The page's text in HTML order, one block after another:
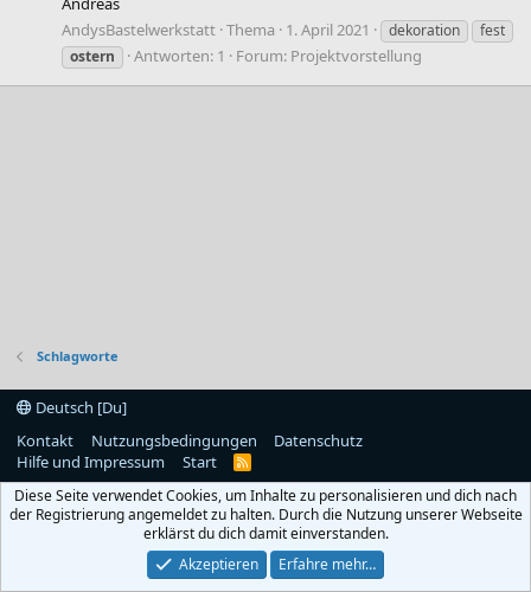
AndysBastelwerkstatt Thema 1. April 2021 dekoration
fest
ostern
Antworten: 1 Forum: Projektvorstellung
Schlagworte
Deutsch [Du]
Kontakt
Nutzungsbedingungen
Datenschutz
Hilfe und Impressum
Start
R
S
Diese Seite verwendet Cookies, um Inhalte zu personalisieren und dich nach
der Registrierung angemeldet zu halten. Durch die Nutzung unserer Webseite
erklärst du dich damit einverstanden.
Akzeptieren
Erfahre mehr…